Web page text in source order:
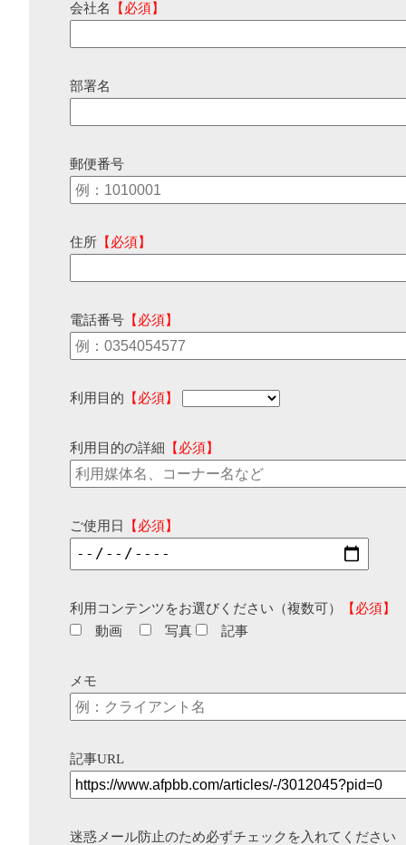
会社名 【必須】
部署名
郵便番号
住所 【必須】
電話番号 【必須】
利用目的 【必須】
利用目的の詳細 【必須】
ご使用日 【必須】
利用コンテンツをお選びください（複数可）
【必須】
動画
写真 記事
メモ
記事URL
迷惑メール防止のため必ずチェックを入れてください